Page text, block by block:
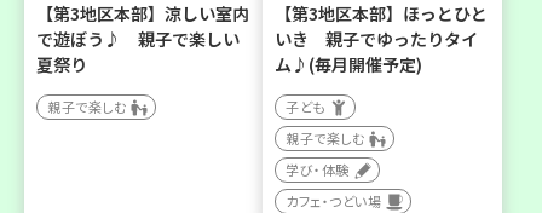
【第3地区本部】涼しい室内
で遊ぼう♪ 親子で楽しい
夏祭り
親子で楽しむ
【第3地区本部】ほっとひと
いき 親子でゆったりタイ
ム♪(毎月開催予定)
子ども
親子で楽しむ
学び・体験
カフェ・つどい場